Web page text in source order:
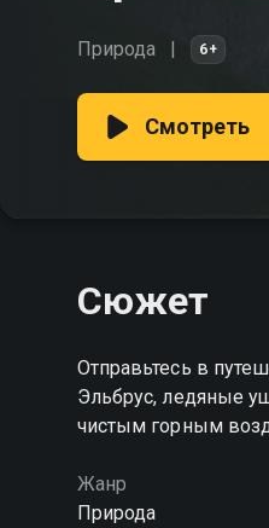
Природа 6+
Смотреть
Сюжет
Отправьтесь в
Эльбрус, ледяные
чистым горным
Жанр
Природа